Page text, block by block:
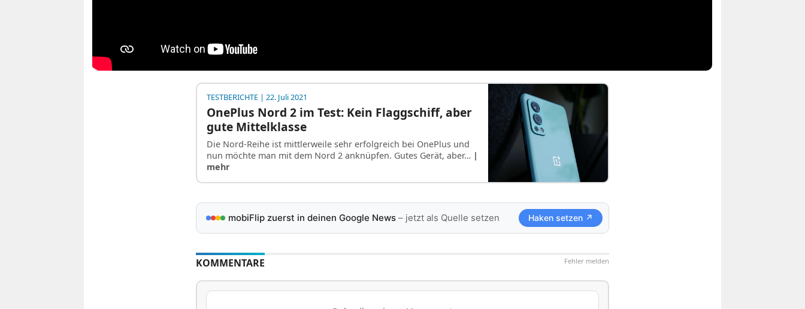
TESTBERICHTE| 22. Juli 2021
OnePlus Nord 2 im Test: Kein Flaggschiff, aber
gute Mittelklasse
Die Nord-Reihe ist mittlerweile sehr erfolgreich bei OnePlus und
nun möchte man mit dem Nord 2 anknüpfen. Gutes Gerät, aber… |
mehr
mobiFlip zuerst in deinen Google News– jetzt als Quelle setzen Haken setzen ↗
Fehler melden
KOMMENTARE